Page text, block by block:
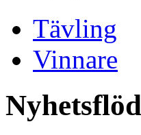
Tävling
Vinnare